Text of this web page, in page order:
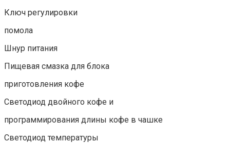
Ключ регулировки
помола
Шнур питания
Пищевая смазка для блока
приготовления кофе
Светодиод двойного кофе и
программирования длины кофе в чашке
Светодиод температуры